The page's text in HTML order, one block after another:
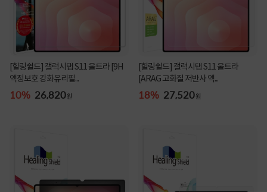
[힐링쉴드] 갤럭시탭 S11 울트라 [9H
액정보호 강화유리필...
10% 26,820원
[힐링쉴드] 갤럭시탭 S11 울트라
[ARAG 고화질 저반사 액...
18% 27,520원